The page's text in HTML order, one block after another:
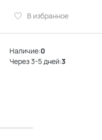
В избранное
Наличие:0
Через 3-5 дней:3